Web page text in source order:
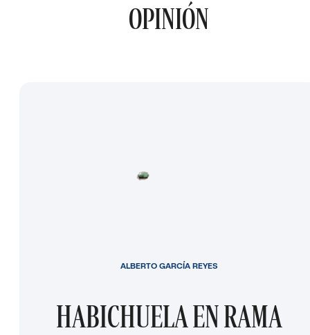
OPINIÓN
HABICHUELA EN RAMA
ALBERTO GARCÍA REYES